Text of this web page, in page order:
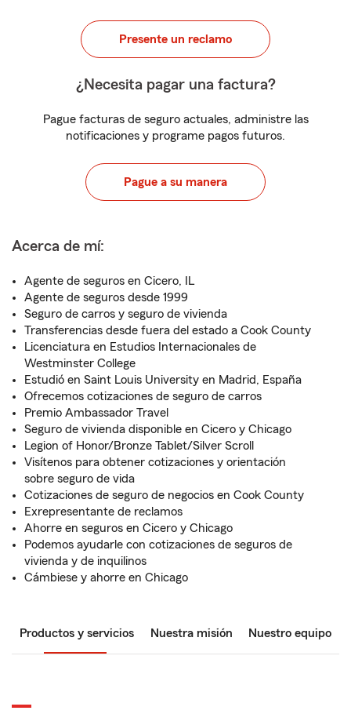
Presente un reclamo
¿Necesita pagar una factura?
Pague facturas de seguro actuales, administre las
notificaciones y programe pagos futuros.
Pague a su manera
Acerca de mí:
Agente de seguros en Cicero, IL
Agente de seguros desde 1999
Seguro de carros y seguro de vivienda
Transferencias desde fuera del estado a Cook County
Licenciatura en Estudios Internacionales de
Westminster College
Estudió en Saint Louis University en Madrid, España
Ofrecemos cotizaciones de seguro de carros
Premio Ambassador Travel
Seguro de vivienda disponible en Cicero y Chicago
Legion of Honor/Bronze Tablet/Silver Scroll
Visítenos para obtener cotizaciones y orientación
sobre seguro de vida
Cotizaciones de seguro de negocios en Cook County
Exrepresentante de reclamos
Ahorre en seguros en Cicero y Chicago
Podemos ayudarle con cotizaciones de seguros de
vivienda y de inquilinos
Cámbiese y ahorre en Chicago
Productos y servicios Nuestra misión Nuestro equipo